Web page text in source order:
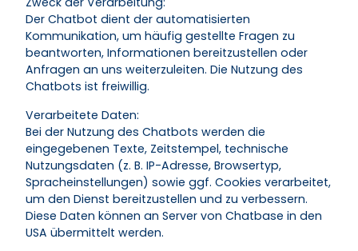
Der Chatbot dient der automatisierten
Kommunikation, um häufig gestellte Fragen zu
beantworten, Informationen bereitzustellen oder
Anfragen an uns weiterzuleiten. Die Nutzung des
Chatbots ist freiwillig.
Verarbeitete Daten:
Bei der Nutzung des Chatbots werden die
eingegebenen Texte, Zeitstempel, technische
Nutzungsdaten (z. B. IP-Adresse, Browsertyp,
Spracheinstellungen) sowie ggf. Cookies verarbeitet,
um den Dienst bereitzustellen und zu verbessern.
Diese Daten können an Server von Chatbase in den
USA übermittelt werden.